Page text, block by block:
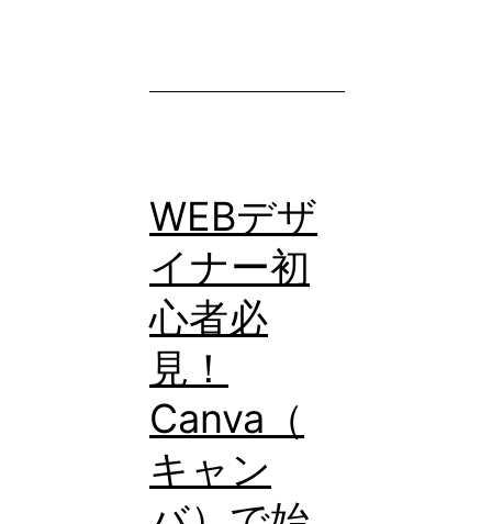
ル
後
が
不
安
人
必
見！
WEB
WEBデザ
イナー初
心者必
見！
Canva（
キャン